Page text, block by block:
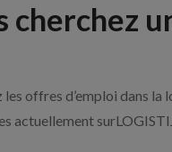
cherchez
les offres d’emploi dans la
actuellement